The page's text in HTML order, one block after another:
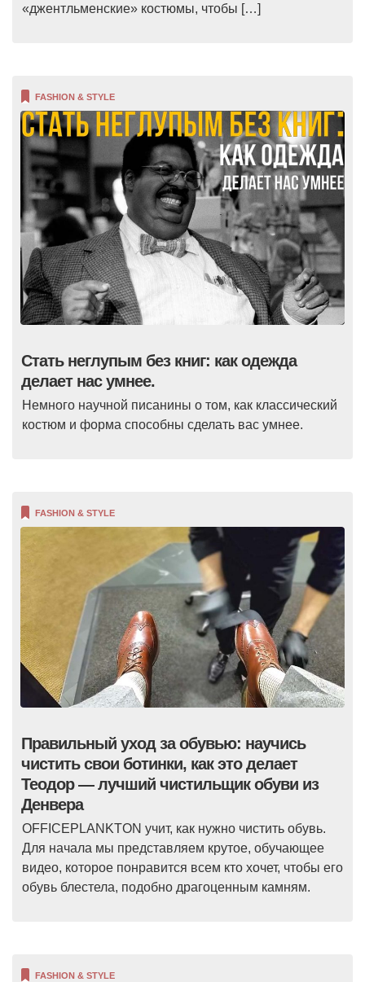
«джентльменские» костюмы, чтобы […]
FASHION & STYLE
Стать неглупым без книг: как одежда
делает нас умнее.
Немного научной писанины о том, как классический
костюм и форма способны сделать вас умнее.
FASHION & STYLE
Правильный уход за обувью: научиcь
чистить свои ботинки, как это делает
Теодор — лучший чистильщик обуви из
Денвера
OFFICEPLANKTON учит, как нужно чистить обувь.
Для начала мы представляем крутое, обучающее
видео, которое понравится всем кто хочет, чтобы его
обувь блестела, подобно драгоценным камням.
FASHION & STYLE